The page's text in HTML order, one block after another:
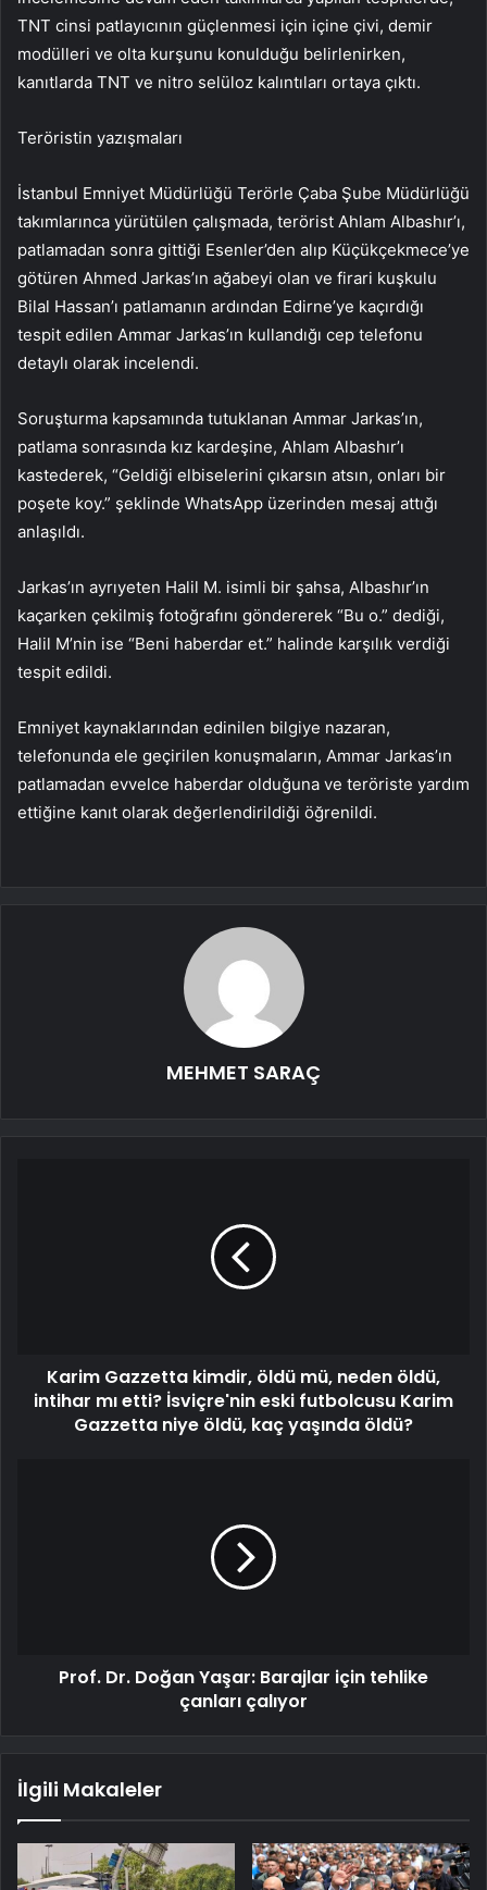
TNT cinsi patlayıcının güçlenmesi için içine çivi, demir
modülleri ve olta kurşunu konulduğu belirlenirken,
kanıtlarda TNT ve nitro selüloz kalıntıları ortaya çıktı.
Teröristin yazışmaları
İstanbul Emniyet Müdürlüğü Terörle Çaba Şube Müdürlüğü
takımlarınca yürütülen çalışmada, terörist Ahlam Albashır’ı,
patlamadan sonra gittiği Esenler’den alıp Küçükçekmece’ye
götüren Ahmed Jarkas’ın ağabeyi olan ve firari kuşkulu
Bilal Hassan’ı patlamanın ardından Edirne’ye kaçırdığı
tespit edilen Ammar Jarkas’ın kullandığı cep telefonu
detaylı olarak incelendi.
Soruşturma kapsamında tutuklanan Ammar Jarkas’ın,
patlama sonrasında kız kardeşine, Ahlam Albashır’ı
kastederek, “Geldiği elbiselerini çıkarsın atsın, onları bir
poşete koy.” şeklinde WhatsApp üzerinden mesaj attığı
anlaşıldı.
Jarkas’ın ayrıyeten Halil M. isimli bir şahsa, Albashır’ın
kaçarken çekilmiş fotoğrafını göndererek “Bu o.” dediği,
Halil M’nin ise “Beni haberdar et.” halinde karşılık verdiği
tespit edildi.
Emniyet kaynaklarından edinilen bilgiye nazaran,
telefonunda ele geçirilen konuşmaların, Ammar Jarkas’ın
patlamadan evvelce haberdar olduğuna ve teröriste yardım
ettiğine kanıt olarak değerlendirildiği öğrenildi.
MEHMET SARAÇ
Karim Gazzetta kimdir, öldü mü, neden öldü,
intihar mı etti? İsviçre'nin eski futbolcusu Karim
Gazzetta niye öldü, kaç yaşında öldü?
Prof. Dr. Doğan Yaşar: Barajlar için tehlike
çanları çalıyor
İlgili Makaleler